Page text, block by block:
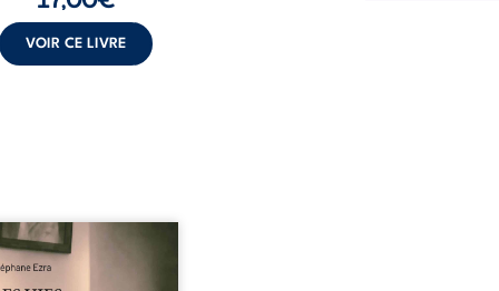
VOIR CE LIVRE
de Nathan est un
de poésie né en trois